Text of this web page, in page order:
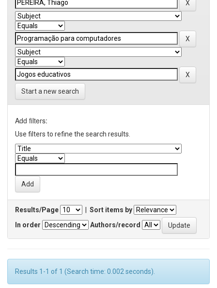
Start a new search
Add filters:
Use filters to refine the search results.
Results/Page
Sort items by
In order
Authors/record
Results 1-1 of 1 (Search time: 0.002 seconds).